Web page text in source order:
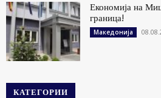
Економија на
граница!
Македонија
КАТЕГОРИИ